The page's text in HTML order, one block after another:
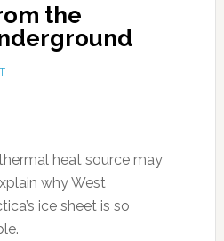
the
heat source may
why West
ice sheet is so